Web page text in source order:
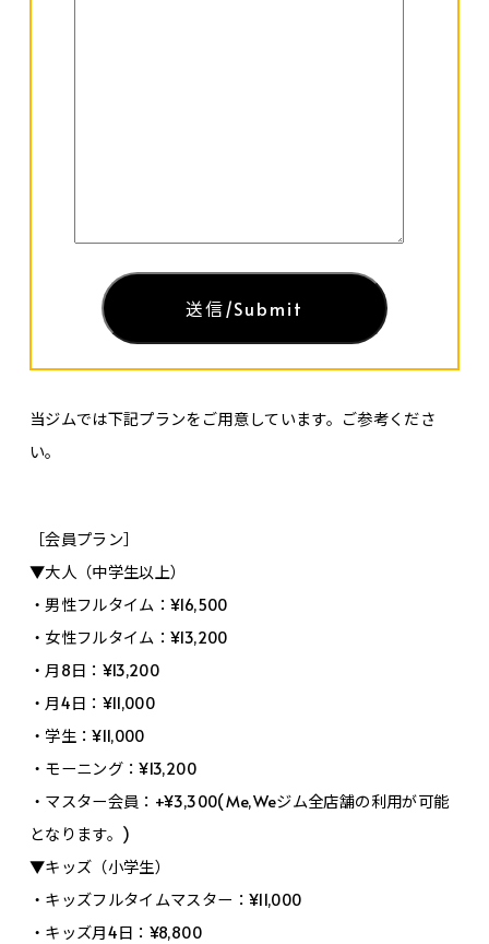
当ジムでは下記プランをご用意しています。ご参考くださ
い。
［会員プラン］
▼大人（中学生以上）
・男性フルタイム：¥16,500
・女性フルタイム：¥13,200
・月8日：¥13,200
・月4日：¥11,000
・学生：¥11,000
・モーニング：¥13,200
・マスター会員：+¥3,300(Me,Weジム全店舗の利用が可能
となります。)
▼キッズ（小学生）
・キッズフルタイムマスター：¥11,000
・キッズ月4日：¥8,800